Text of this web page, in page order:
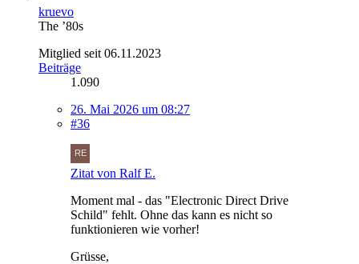
kruevo
The ’80s
Mitglied seit 06.11.2023
Beiträge
1.090
26. Mai 2026 um 08:27
#36
Zitat von Ralf E.
Moment mal - das "Electronic Direct Drive
Schild" fehlt. Ohne das kann es nicht so
funktionieren wie vorher!
Grüsse,